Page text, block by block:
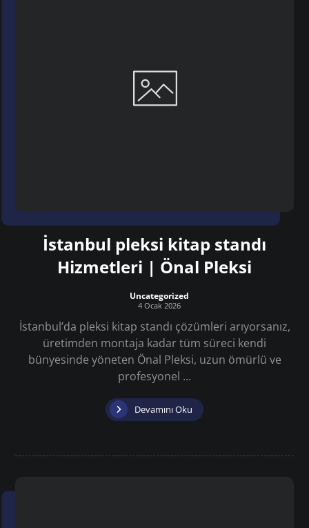
İstanbul pleksi kitap standı
Hizmetleri | Önal Pleksi
Uncategorized
4 Ocak 2026
İstanbul’da pleksi kitap standı çözümleri arıyorsanız,
üretimden montaja kadar tüm süreci kendi
bünyesinde yöneten Önal Pleksi, uzun ömürlü ve
profesyonel ...
Devamını Oku